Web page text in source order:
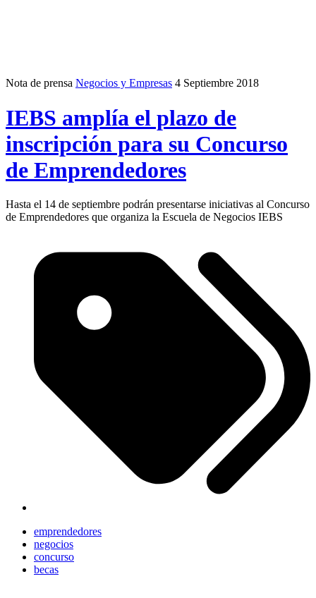
Nota de prensa Negocios y Empresas 4 Septiembre 2018
IEBS amplía el plazo de
inscripción para su Concurso
de Emprendedores
Hasta el 14 de septiembre podrán presentarse iniciativas al Concurso
de Emprendedores que organiza la Escuela de Negocios IEBS
emprendedores
negocios
concurso
becas